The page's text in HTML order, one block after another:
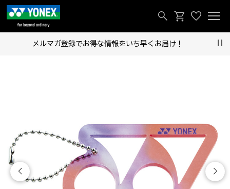
な情報をいち早くお届け！ 今すぐ送れる「e